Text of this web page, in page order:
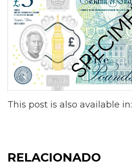
This post is also available in:
RELACIONADO